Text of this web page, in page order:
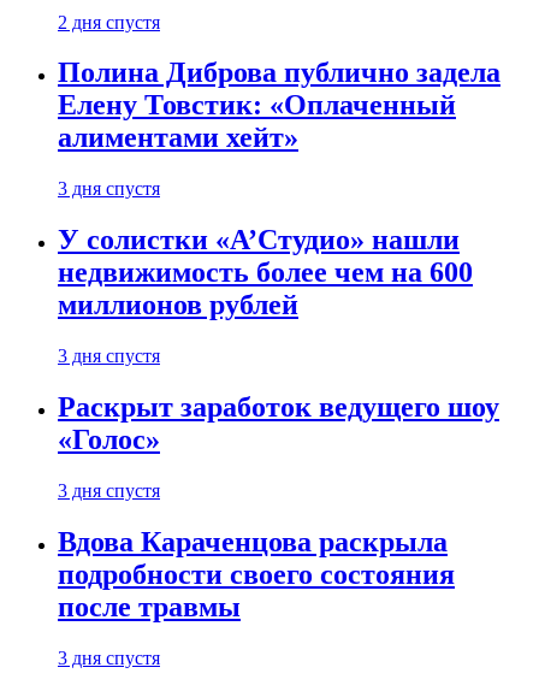
2 дня спустя
Полина Диброва публично задела
Елену Товстик: «Оплаченный
алиментами хейт»
3 дня спустя
У солистки «А’Студио» нашли
недвижимость более чем на 600
миллионов рублей
3 дня спустя
Раскрыт заработок ведущего шоу
«Голос»
3 дня спустя
Вдова Караченцова раскрыла
подробности своего состояния
после травмы
3 дня спустя